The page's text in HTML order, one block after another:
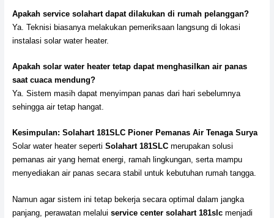
Apakah service solahart dapat dilakukan di rumah pelanggan?
Ya. Teknisi biasanya melakukan pemeriksaan langsung di lokasi
instalasi solar water heater.
Apakah solar water heater tetap dapat menghasilkan air panas
saat cuaca mendung?
Ya. Sistem masih dapat menyimpan panas dari hari sebelumnya
sehingga air tetap hangat.
Kesimpulan: Solahart 181SLC Pioner Pemanas Air Tenaga Surya
Solar water heater seperti Solahart 181SLCmerupakan solusi
pemanas air yang hemat energi, ramah lingkungan, serta mampu
menyediakan air panas secara stabil untuk kebutuhan rumah tangga.
Namun agar sistem ini tetap bekerja secara optimal dalam jangka
panjang, perawatan melalui service center solahart 181slcmenjadi